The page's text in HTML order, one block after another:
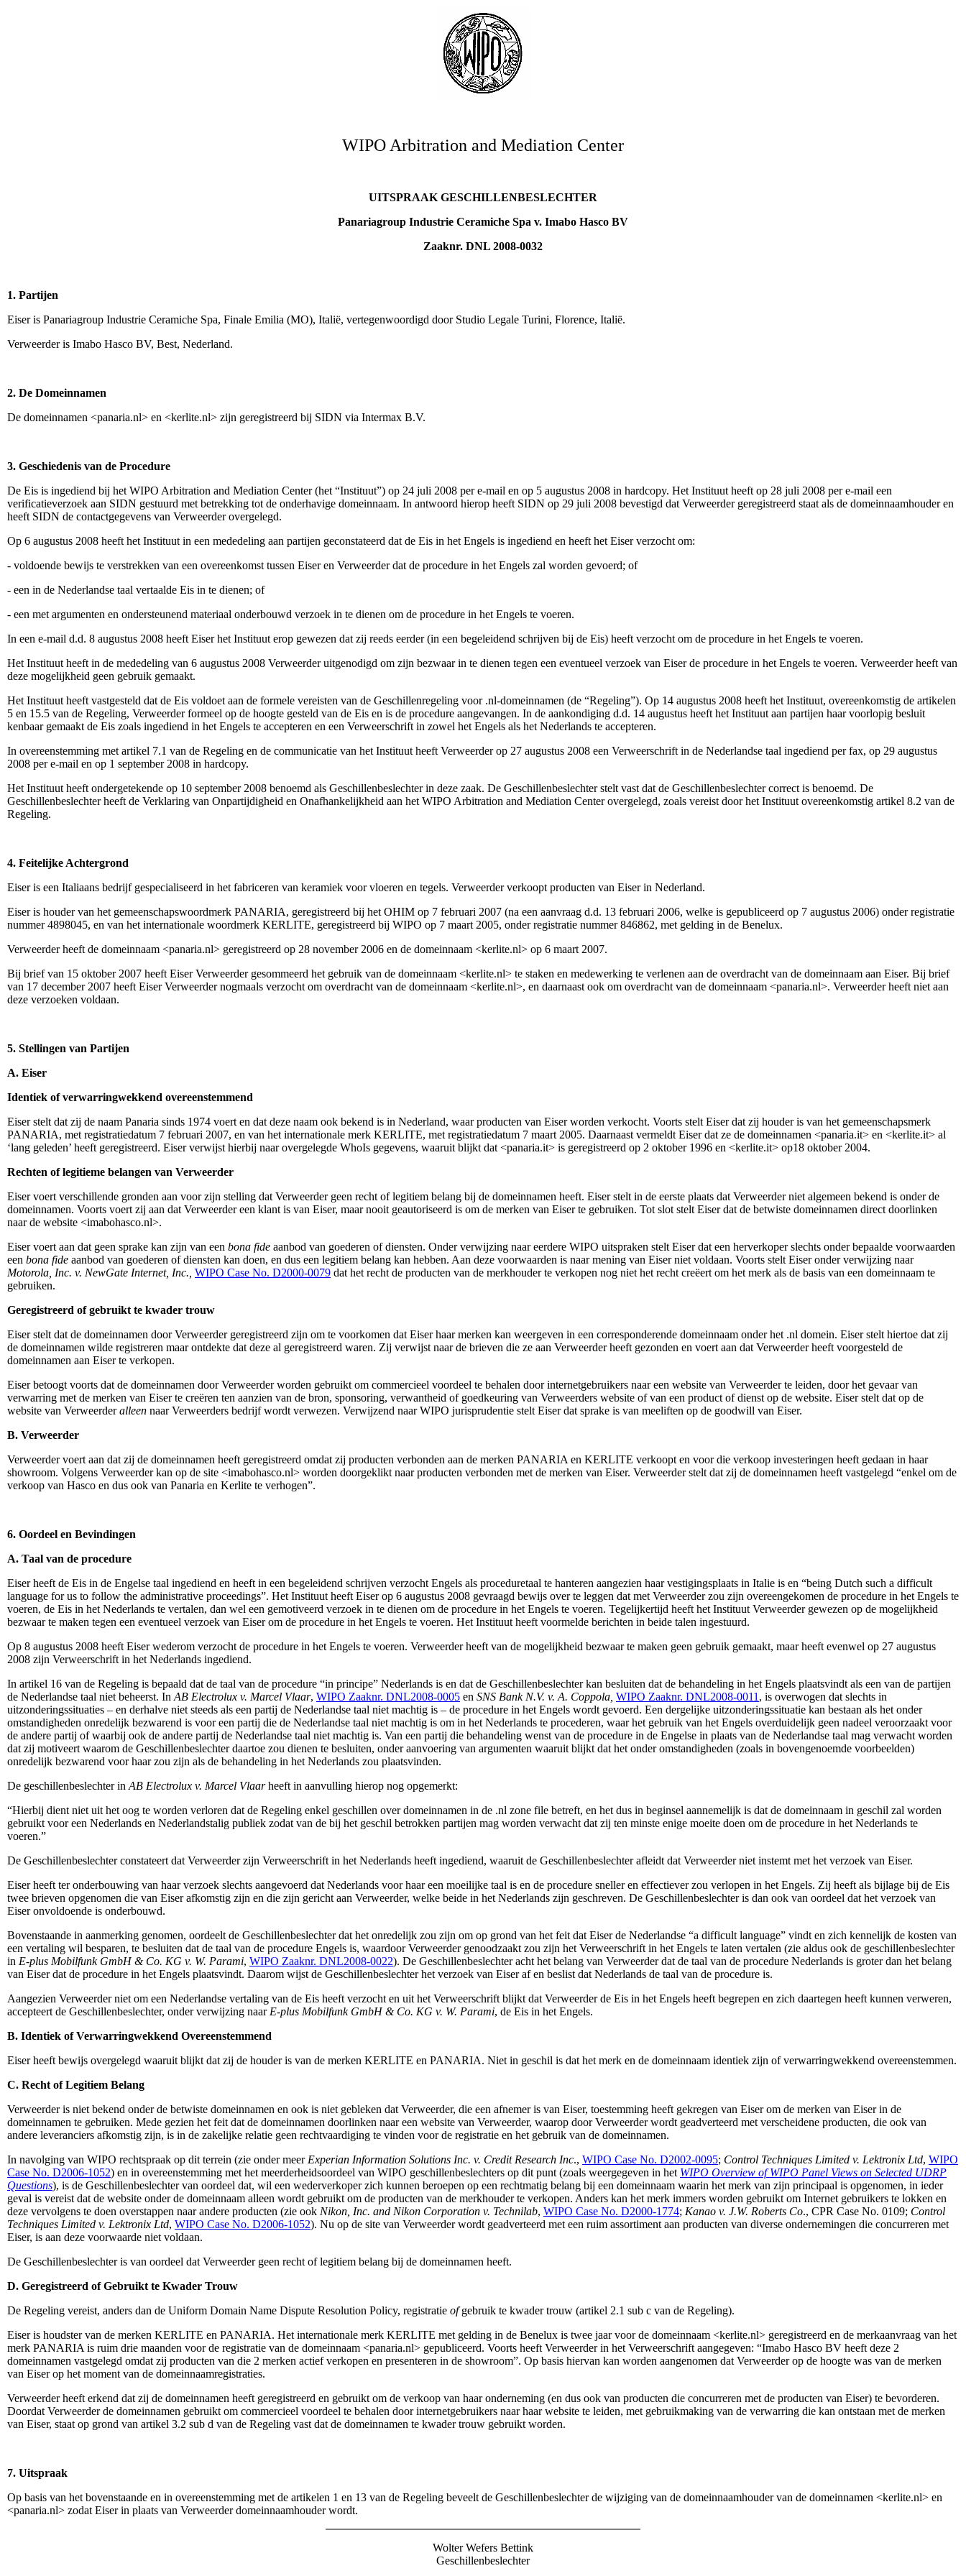
WIPO Arbitration and Mediation Center
UITSPRAAK GESCHILLENBESLECHTER
Panariagroup Industrie Ceramiche Spa v. Imabo Hasco BV
Zaaknr. DNL 2008-0032
1. Partijen
Eiser is Panariagroup Industrie Ceramiche Spa, Finale Emilia (MO), Italië, vertegenwoordigd door Studio Legale Turini, Florence, Italië.
Verweerder is Imabo Hasco BV, Best, Nederland.
2. De Domeinnamen
De domeinnamen <panaria.nl> en <kerlite.nl> zijn geregistreerd bij SIDN via Intermax B.V.
3. Geschiedenis van de Procedure
De Eis is ingediend bij het WIPO Arbitration and Mediation Center (het “Instituut”) op 24 juli 2008 per e-mail en op 5 augustus 2008 in hardcopy. Het Instituut heeft op 28 juli 2008 per e-mail een
verificatieverzoek aan SIDN gestuurd met betrekking tot de onderhavige domeinnaam. In antwoord hierop heeft SIDN op 29 juli 2008 bevestigd dat Verweerder geregistreerd staat als de domeinnaamhouder en
heeft SIDN de contactgegevens van Verweerder overgelegd.
Op 6 augustus 2008 heeft het Instituut in een mededeling aan partijen geconstateerd dat de Eis in het Engels is ingediend en heeft het Eiser verzocht om:
- voldoende bewijs te verstrekken van een overeenkomst tussen Eiser en Verweerder dat de procedure in het Engels zal worden gevoerd; of
- een in de Nederlandse taal vertaalde Eis in te dienen; of
- een met argumenten en ondersteunend materiaal onderbouwd verzoek in te dienen om de procedure in het Engels te voeren.
In een e-mail d.d. 8 augustus 2008 heeft Eiser het Instituut erop gewezen dat zij reeds eerder (in een begeleidend schrijven bij de Eis) heeft verzocht om de procedure in het Engels te voeren.
Het Instituut heeft in de mededeling van 6 augustus 2008 Verweerder uitgenodigd om zijn bezwaar in te dienen tegen een eventueel verzoek van Eiser de procedure in het Engels te voeren. Verweerder heeft van
deze mogelijkheid geen gebruik gemaakt.
Het Instituut heeft vastgesteld dat de Eis voldoet aan de formele vereisten van de Geschillenregeling voor .nl-domeinnamen (de “Regeling”). Op 14 augustus 2008 heeft het Instituut, overeenkomstig de artikelen
5 en 15.5 van de Regeling, Verweerder formeel op de hoogte gesteld van de Eis en is de procedure aangevangen. In de aankondiging d.d. 14 augustus heeft het Instituut aan partijen haar voorlopig besluit
kenbaar gemaakt de Eis zoals ingediend in het Engels te accepteren en een Verweerschrift in zowel het Engels als het Nederlands te accepteren.
In overeenstemming met artikel 7.1 van de Regeling en de communicatie van het Instituut heeft Verweerder op 27 augustus 2008 een Verweerschrift in de Nederlandse taal ingediend per fax, op 29 augustus
2008 per e-mail en op 1 september 2008 in hardcopy.
Het Instituut heeft ondergetekende op 10 september 2008 benoemd als Geschillenbeslechter in deze zaak. De Geschillenbeslechter stelt vast dat de Geschillenbeslechter correct is benoemd. De
Geschillenbeslechter heeft de Verklaring van Onpartijdigheid en Onafhankelijkheid aan het WIPO Arbitration and Mediation Center overgelegd, zoals vereist door het Instituut overeenkomstig artikel 8.2 van de
Regeling.
4. Feitelijke Achtergrond
Eiser is een Italiaans bedrijf gespecialiseerd in het fabriceren van keramiek voor vloeren en tegels. Verweerder verkoopt producten van Eiser in Nederland.
Eiser is houder van het gemeenschapswoordmerk PANARIA, geregistreerd bij het OHIM op 7 februari 2007 (na een aanvraag d.d. 13 februari 2006, welke is gepubliceerd op 7 augustus 2006) onder registratie
nummer 4898045, en van het internationale woordmerk KERLITE, geregistreerd bij WIPO op 7 maart 2005, onder registratie nummer 846862, met gelding in de Benelux.
Verweerder heeft de domeinnaam <panaria.nl> geregistreerd op 28 november 2006 en de domeinnaam <kerlite.nl> op 6 maart 2007.
Bij brief van 15 oktober 2007 heeft Eiser Verweerder gesommeerd het gebruik van de domeinnaam <kerlite.nl> te staken en medewerking te verlenen aan de overdracht van de domeinnaam aan Eiser. Bij brief
van 17 december 2007 heeft Eiser Verweerder nogmaals verzocht om overdracht van de domeinnaam <kerlite.nl>, en daarnaast ook om overdracht van de domeinnaam <panaria.nl>. Verweerder heeft niet aan
deze verzoeken voldaan.
5. Stellingen van Partijen
A. Eiser
Identiek of verwarringwekkend overeenstemmend
Eiser stelt dat zij de naam Panaria sinds 1974 voert en dat deze naam ook bekend is in Nederland, waar producten van Eiser worden verkocht. Voorts stelt Eiser dat zij houder is van het gemeenschapsmerk
PANARIA, met registratiedatum 7 februari 2007, en van het internationale merk KERLITE, met registratiedatum 7 maart 2005. Daarnaast vermeldt Eiser dat ze de domeinnamen <panaria.it> en <kerlite.it> al
‘lang geleden’ heeft geregistreerd. Eiser verwijst hierbij naar overgelegde WhoIs gegevens, waaruit blijkt dat <panaria.it> is geregistreerd op 2 oktober 1996 en <kerlite.it> op18 oktober 2004.
Rechten of legitieme belangen van Verweerder
Eiser voert verschillende gronden aan voor zijn stelling dat Verweerder geen recht of legitiem belang bij de domeinnamen heeft. Eiser stelt in de eerste plaats dat Verweerder niet algemeen bekend is onder de
domeinnamen. Voorts voert zij aan dat Verweerder een klant is van Eiser, maar nooit geautoriseerd is om de merken van Eiser te gebruiken. Tot slot stelt Eiser dat de betwiste domeinnamen direct doorlinken
naar de website <imabohasco.nl>.
Eiser voert aan dat geen sprake kan zijn van een bona fide aanbod van goederen of diensten. Onder verwijzing naar eerdere WIPO uitspraken stelt Eiser dat een herverkoper slechts onder bepaalde voorwaarden
een bona fide aanbod van goederen of diensten kan doen, en dus een legitiem belang kan hebben. Aan deze voorwaarden is naar mening van Eiser niet voldaan. Voorts stelt Eiser onder verwijzing naar
Motorola, Inc. v. NewGate Internet, Inc., WIPO Case No. D2000-0079 dat het recht de producten van de merkhouder te verkopen nog niet het recht creëert om het merk als de basis van een domeinnaam te
gebruiken.
Geregistreerd of gebruikt te kwader trouw
Eiser stelt dat de domeinnamen door Verweerder geregistreerd zijn om te voorkomen dat Eiser haar merken kan weergeven in een corresponderende domeinnaam onder het .nl domein. Eiser stelt hiertoe dat zij
de domeinnamen wilde registreren maar ontdekte dat deze al geregistreerd waren. Zij verwijst naar de brieven die ze aan Verweerder heeft gezonden en voert aan dat Verweerder heeft voorgesteld de
domeinnamen aan Eiser te verkopen.
Eiser betoogt voorts dat de domeinnamen door Verweerder worden gebruikt om commercieel voordeel te behalen door internetgebruikers naar een website van Verweerder te leiden, door het gevaar van
verwarring met de merken van Eiser te creëren ten aanzien van de bron, sponsoring, verwantheid of goedkeuring van Verweerders website of van een product of dienst op de website. Eiser stelt dat op de
website van Verweerderalleen naar Verweerders bedrijf wordt verwezen. Verwijzend naar WIPO jurisprudentie stelt Eiser dat sprake is van meeliften op de goodwill van Eiser.
B. Verweerder
Verweerder voert aan dat zij de domeinnamen heeft geregistreerd omdat zij producten verbonden aan de merken PANARIA en KERLITE verkoopt en voor die verkoop investeringen heeft gedaan in haar
showroom. Volgens Verweerder kan op de site <imabohasco.nl> worden doorgeklikt naar producten verbonden met de merken van Eiser. Verweerder stelt dat zij de domeinnamen heeft vastgelegd “enkel om de
verkoop van Hasco en dus ook van Panaria en Kerlite te verhogen”.
6. Oordeel en Bevindingen
A. Taal van de procedure
Eiser heeft de Eis in de Engelse taal ingediend en heeft in een begeleidend schrijven verzocht Engels als proceduretaal te hanteren aangezien haar vestigingsplaats in Italie is en “being Dutch such a difficult
language for us to follow the administrative proceedings”. Het Instituut heeft Eiser op 6 augustus 2008 gevraagd bewijs over te leggen dat met Verweerder zou zijn overeengekomen de procedure in het Engels te
voeren, de Eis in het Nederlands te vertalen, dan wel een gemotiveerd verzoek in te dienen om de procedure in het Engels te voeren. Tegelijkertijd heeft het Instituut Verweerder gewezen op de mogelijkheid
bezwaar te maken tegen een eventueel verzoek van Eiser om de procedure in het Engels te voeren. Het Instituut heeft voormelde berichten in beide talen ingestuurd.
Op 8 augustus 2008 heeft Eiser wederom verzocht de procedure in het Engels te voeren. Verweerder heeft van de mogelijkheid bezwaar te maken geen gebruik gemaakt, maar heeft evenwel op 27 augustus
2008 zijn Verweerschrift in het Nederlands ingediend.
In artikel 16 van de Regeling is bepaald dat de taal van de procedure “in principe” Nederlands is en dat de Geschillenbeslechter kan besluiten dat de behandeling in het Engels plaatsvindt als een van de partijen
de Nederlandse taal niet beheerst. In AB Electrolux v. Marcel Vlaar, WIPO Zaaknr. DNL2008-0005 en SNS Bank N.V. v. A. Coppola, WIPO Zaaknr. DNL2008-0011 , is overwogen dat slechts in
uitzonderingssituaties – en derhalve niet steeds als een partij de Nederlandse taal niet machtig is – de procedure in het Engels wordt gevoerd. Een dergelijke uitzonderingssituatie kan bestaan als het onder
omstandigheden onredelijk bezwarend is voor een partij die de Nederlandse taal niet machtig is om in het Nederlands te procederen, waar het gebruik van het Engels overduidelijk geen nadeel veroorzaakt voor
de andere partij of waarbij ook de andere partij de Nederlandse taal niet machtig is. Van een partij die behandeling wenst van de procedure in de Engelse in plaats van de Nederlandse taal mag verwacht worden
dat zij motiveert waarom de Geschillenbeslechter daartoe zou dienen te besluiten, onder aanvoering van argumenten waaruit blijkt dat het onder omstandigheden (zoals in bovengenoemde voorbeelden)
onredelijk bezwarend voor haar zou zijn als de behandeling in het Nederlands zou plaatsvinden.
De geschillenbeslechter in AB Electrolux v. Marcel Vlaarheeft in aanvulling hierop nog opgemerkt:
“Hierbij dient niet uit het oog te worden verloren dat de Regeling enkel geschillen over domeinnamen in de .nl zone file betreft, en het dus in beginsel aannemelijk is dat de domeinnaam in geschil zal worden
gebruikt voor een Nederlands en Nederlandstalig publiek zodat van de bij het geschil betrokken partijen mag worden verwacht dat zij ten minste enige moeite doen om de procedure in het Nederlands te
voeren.”
De Geschillenbeslechter constateert dat Verweerder zijn Verweerschrift in het Nederlands heeft ingediend, waaruit de Geschillenbeslechter afleidt dat Verweerder niet instemt met het verzoek van Eiser.
Eiser heeft ter onderbouwing van haar verzoek slechts aangevoerd dat Nederlands voor haar een moeilijke taal is en de procedure sneller en effectiever zou verlopen in het Engels. Zij heeft als bijlage bij de Eis
twee brieven opgenomen die van Eiser afkomstig zijn en die zijn gericht aan Verweerder, welke beide in het Nederlands zijn geschreven. De Geschillenbeslechter is dan ook van oordeel dat het verzoek van
Eiser onvoldoende is onderbouwd.
Bovenstaande in aanmerking genomen, oordeelt de Geschillenbeslechter dat het onredelijk zou zijn om op grond van het feit dat Eiser de Nederlandse “a difficult language” vindt en zich kennelijk de kosten van
een vertaling wil besparen, te besluiten dat de taal van de procedure Engels is, waardoor Verweerder genoodzaakt zou zijn het Verweerschrift in het Engels te laten vertalen (zie aldus ook de geschillenbeslechter
in E-plus Mobilfunk GmbH & Co. KG v. W. Parami, WIPO Zaaknr. DNL2008-0022). De Geschillenbeslechter acht het belang van Verweerder dat de taal van de procedure Nederlands is groter dan het belang
van Eiser dat de procedure in het Engels plaatsvindt. Daarom wijst de Geschillenbeslechter het verzoek van Eiser af en beslist dat Nederlands de taal van de procedure is.
Aangezien Verweerder niet om een Nederlandse vertaling van de Eis heeft verzocht en uit het Verweerschrift blijkt dat Verweerder de Eis in het Engels heeft begrepen en zich daartegen heeft kunnen verweren,
accepteert de Geschillenbeslechter, onder verwijzing naar E-plus Mobilfunk GmbH & Co. KG v. W. Parami, de Eis in het Engels.
B. Identiek of Verwarringwekkend Overeenstemmend
Eiser heeft bewijs overgelegd waaruit blijkt dat zij de houder is van de merken KERLITE en PANARIA. Niet in geschil is dat het merk en de domeinnaam identiek zijn of verwarringwekkend overeenstemmen.
C. Recht of Legitiem Belang
Verweerder is niet bekend onder de betwiste domeinnamen en ook is niet gebleken dat Verweerder, die een afnemer is van Eiser, toestemming heeft gekregen van Eiser om de merken van Eiser in de
domeinnamen te gebruiken. Mede gezien het feit dat de domeinnamen doorlinken naar een website van Verweerder, waarop door Verweerder wordt geadverteerd met verscheidene producten, die ook van
andere leveranciers afkomstig zijn, is in de zakelijke relatie geen rechtvaardiging te vinden voor de registratie en het gebruik van de domeinnamen.
In navolging van WIPO rechtspraak op dit terrein (zie onder meer Experian Information Solutions Inc. v. Credit Research Inc., WIPO Case No. D2002-0095; Control Techniques Limited v. Lektronix Ltd, WIPO
Case No. D2006-1052) en in overeenstemming met het meerderheidsoordeel van WIPO geschillenbeslechters op dit punt (zoals weergegeven in het WIPO Overview of WIPO Panel Views on Selected UDRP
Questions), is de Geschillenbeslechter van oordeel dat, wil een wederverkoper zich kunnen beroepen op een rechtmatig belang bij een domeinnaam waarin het merk van zijn principaal is opgenomen, in ieder
geval is vereist dat de website onder de domeinnaam alleen wordt gebruikt om de producten van de merkhouder te verkopen. Anders kan het merk immers worden gebruikt om Internet gebruikers te lokken en
deze vervolgens te doen overstappen naar andere producten (zie ook Nikon, Inc. and Nikon Corporation v. Technilab, WIPO Case No. D2000-1774; Kanao v. J.W. Roberts Co., CPR Case No. 0109; Control
Techniques Limited v. Lektronix Ltd, WIPO Case No. D2006-1052). Nu op de site van Verweerder wordt geadverteerd met een ruim assortiment aan producten van diverse ondernemingen die concurreren met
Eiser, is aan deze voorwaarde niet voldaan.
De Geschillenbeslechter is van oordeel dat Verweerder geen recht of legitiem belang bij de domeinnamen heeft.
D. Geregistreerd of Gebruikt te Kwader Trouw
De Regeling vereist, anders dan de Uniform Domain Name Dispute Resolution Policy, registratie ofgebruik te kwader trouw (artikel 2.1 sub c van de Regeling).
Eiser is houdster van de merken KERLITE en PANARIA. Het internationale merk KERLITE met gelding in de Benelux is twee jaar voor de domeinnaam <kerlite.nl> geregistreerd en de merkaanvraag van het
merk PANARIA is ruim drie maanden voor de registratie van de domeinnaam <panaria.nl> gepubliceerd. Voorts heeft Verweerder in het Verweerschrift aangegeven: “Imabo Hasco BV heeft deze 2
domeinnamen vastgelegd omdat zij producten van die 2 merken actief verkopen en presenteren in de showroom”. Op basis hiervan kan worden aangenomen dat Verweerder op de hoogte was van de merken
van Eiser op het moment van de domeinnaamregistraties.
Verweerder heeft erkend dat zij de domeinnamen heeft geregistreerd en gebruikt om de verkoop van haar onderneming (en dus ook van producten die concurreren met de producten van Eiser) te bevorderen.
Doordat Verweerder de domeinnamen gebruikt om commercieel voordeel te behalen door internetgebruikers naar haar website te leiden, met gebruikmaking van de verwarring die kan ontstaan met de merken
van Eiser, staat op grond van artikel 3.2 sub d van de Regeling vast dat de domeinnamen te kwader trouw gebruikt worden.
7. Uitspraak
Op basis van het bovenstaande en in overeenstemming met de artikelen 1 en 13 van de Regeling beveelt de Geschillenbeslechter de wijziging van de domeinnaamhouder van de domeinnamen <kerlite.nl> en
<panaria.nl> zodat Eiser in plaats van Verweerder domeinnaamhouder wordt.
Wolter Wefers Bettink
Geschillenbeslechter